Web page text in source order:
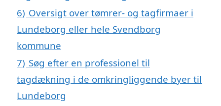
6) Oversigt over tømrer- og tagfirmaer i
Lundeborg eller hele Svendborg
kommune
7) Søg efter en professionel til
tagdækning i de omkringliggende byer til
Lundeborg